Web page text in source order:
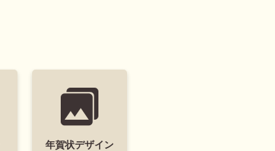
年賀状デザイン